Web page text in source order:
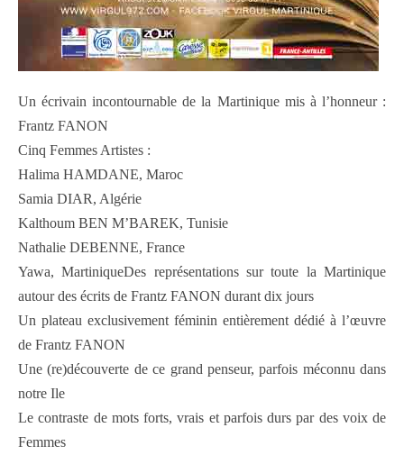
Un écrivain incontournable de la Martinique mis à l’honneur :
Frantz FANON
Cinq Femmes Artistes :
Halima HAMDANE, Maroc
Samia DIAR, Algérie
Kalthoum BEN M’BAREK, Tunisie
Nathalie DEBENNE, France
Yawa, MartiniqueDes représentations sur toute la Martinique
autour des écrits de Frantz FANON durant dix jours
Un plateau exclusivement féminin entièrement dédié à l’œuvre
de Frantz FANON
Une (re)découverte de ce grand penseur, parfois méconnu dans
notre Ile
Le contraste de mots forts, vrais et parfois durs par des voix de
Femmes